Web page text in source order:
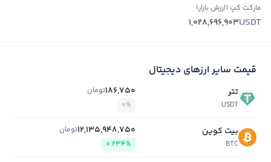
مارکت کپ (ارزش بازار)
USDT
1,028,696,903
قیمت سایر ارزهای دیجیتال
تتر
USDT
186,750تومان
0%
بیت کوین
BTC
12,135,948,750تومان
0.234%